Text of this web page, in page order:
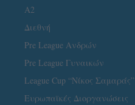
A2
Διεθνή
Pre League Ανδρών
Pre League Γυναικών
League Cup “Νίκος Σαμαράς”
Ευρωπαϊκές Διοργανώσεις